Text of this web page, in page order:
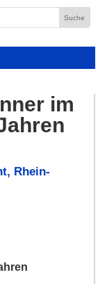
im
, Rhein-